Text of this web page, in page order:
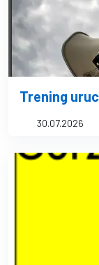
Trening
30.07.2026